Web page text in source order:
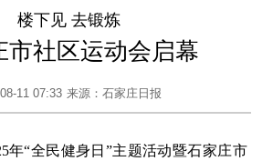
楼下见 去锻炼
市社区运动会启幕
11 07:33 来源：石家庄日报
年“全民健身日”主题活动暨石家庄市